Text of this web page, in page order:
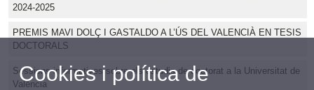
2024-2025
PREMIS MAVI DOLÇ I GASTALDO A L’ÚS DEL VALENCIÀ EN TESIS
DOCTORALS
Sessions informatives sobre els estudis de doctorat a la Universitat de
València
Cookies i política de